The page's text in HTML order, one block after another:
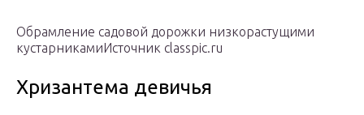
Обрамление садовой дорожки низкорастущими
кустарникамиИсточник classpic.ru
Хризантема девичья